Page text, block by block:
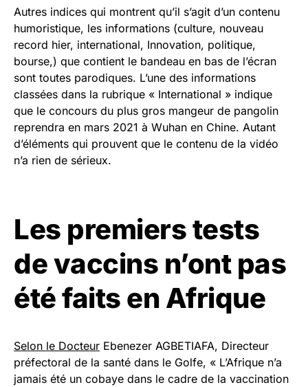
Autres indices qui montrent qu’il s’agit d’un contenu
humoristique, les informations (culture, nouveau
record hier, international, Innovation, politique,
bourse,) que contient le bandeau en bas de l’écran
sont toutes parodiques. L’une des informations
classées dans la rubrique « International » indique
que le concours du plus gros mangeur de pangolin
reprendra en mars 2021 à Wuhan en Chine. Autant
d’éléments qui prouvent que le contenu de la vidéo
n’a rien de sérieux.
Les premiers tests
de vaccins n’ont pas
été faits en Afrique
Selon le Docteur Ebenezer AGBETIAFA, Directeur
préfectoral de la santé dans le Golfe, « L’Afrique n’a
jamais été un cobaye dans le cadre de la vaccination